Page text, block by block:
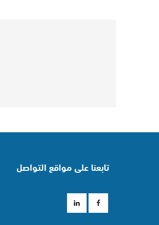
تابعنا على مواقع التواصل